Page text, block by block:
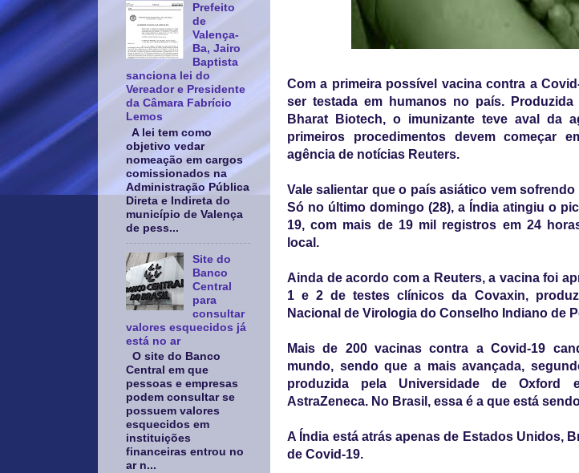
Com a primeira possível vacina contra a
ser testada em humanos no país.
Bharat Biotech, o imunizante teve aval da
primeiros procedimentos devem começar
agência de notícias Reuters.
Vale salientar que o país asiático vem
Só no último domingo (28), a Índia atingiu o
19, com mais de 19 mil registros em 24
local.
Ainda de acordo com a Reuters, a vacina foi
1 e 2 de testes clínicos da Covaxin,
Nacional de Virologia do Conselho Indiano de
Mais de 200 vacinas contra a Covid-19
mundo, sendo que a mais avançada,
produzida pela Universidade de Oxford
AstraZeneca. No Brasil, essa é a que está
A Índia está atrás apenas de Estados Unidos,
de Covid-19.
Prefeito
de
Valença-
Ba, Jairo
Baptista
sanciona lei do
Vereador e Presidente
da Câmara Fabrício
Lemos
A lei tem como
objetivo vedar
nomeação em cargos
comissionados na
Administração Pública
Direta e Indireta do
município de Valença
de pess...
Site do
Banco
Central
para
consultar
valores esquecidos já
está no ar
O site do Banco
Central em que
pessoas e empresas
podem consultar se
possuem valores
esquecidos em
instituições
financeiras entrou no
ar n...